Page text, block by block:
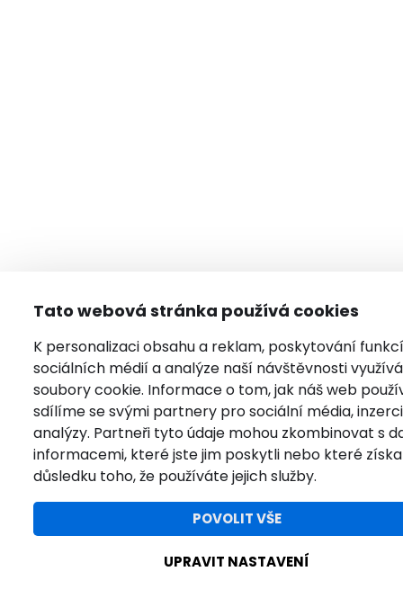
Tato webová stránka používá cookies
K personalizaci obsahu a reklam, poskytování funkcí
sociálních médií a analýze naší návštěvnosti
soubory cookie. Informace o tom, jak náš web
sdílíme se svými partnery pro sociální média,
analýzy. Partneři tyto údaje mohou zkombinovat s
informacemi, které jste jim poskytli nebo které
důsledku toho, že používáte jejich služby.
POVOLIT VŠE
UPRAVIT NASTAVENÍ